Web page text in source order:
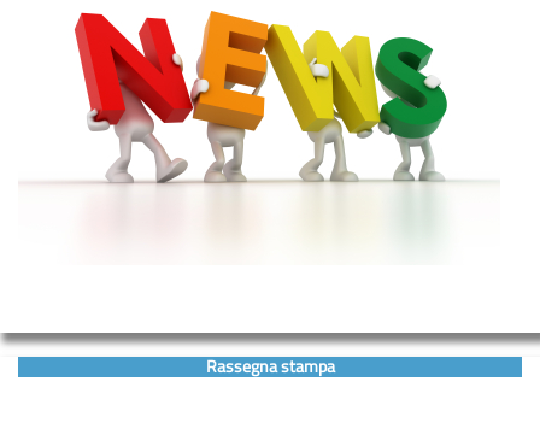
Rassegna stampa